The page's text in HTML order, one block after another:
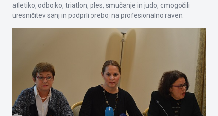
atletiko, odbojko, triatlon, ples, smučanje in judo, omogočili
uresničitev sanj in podprli preboj na profesionalno raven.